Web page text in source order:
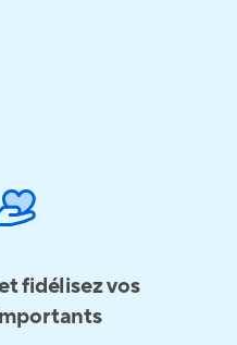
fidélisez vos